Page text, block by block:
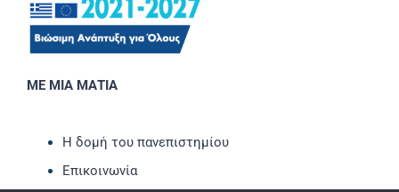
ΜΕ ΜΙΑ ΜΑΤΙΑ
Η δομή του πανεπιστημίου
Επικοινωνία